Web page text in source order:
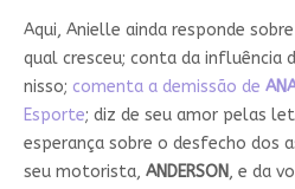
Aqui, Anielle ainda responde
qual cresceu; conta da influência
nisso; comenta a demissão de
Esporte; diz de seu amor pelas
esperança sobre o desfecho dos
seu motorista, ANDERSON, e da